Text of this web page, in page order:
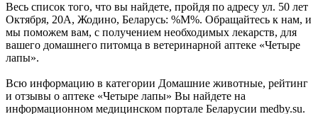
Весь список того, что вы найдете, пройдя по адресу ул. 50 лет
Октября, 20А, Жодино, Беларусь: %М%. Обращайтесь к нам, и
мы поможем вам, с получением необходимых лекарств, для
вашего домашнего питомца в ветеринарной аптеке «Четыре
лапы».
Всю информацию в категории Домашние животные, рейтинг
и отзывы о аптеке «Четыре лапы» Вы найдете на
информационном медицинском портале Беларусии medby.su.